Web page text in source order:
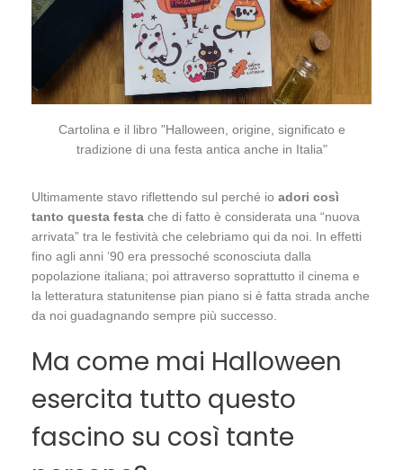
Cartolina e il libro "Halloween, origine, significato e
tradizione di una festa antica anche in Italia"
Ultimamente stavo riflettendo sul perché io adori così
tanto questa festa che di fatto è considerata una “nuova
arrivata” tra le festività che celebriamo qui da noi. In effetti
fino agli anni ’90 era pressoché sconosciuta dalla
popolazione italiana; poi attraverso soprattutto il cinema e
la letteratura statunitense pian piano si è fatta strada anche
da noi guadagnando sempre più successo.
Ma come mai Halloween
esercita tutto questo
fascino su così tante